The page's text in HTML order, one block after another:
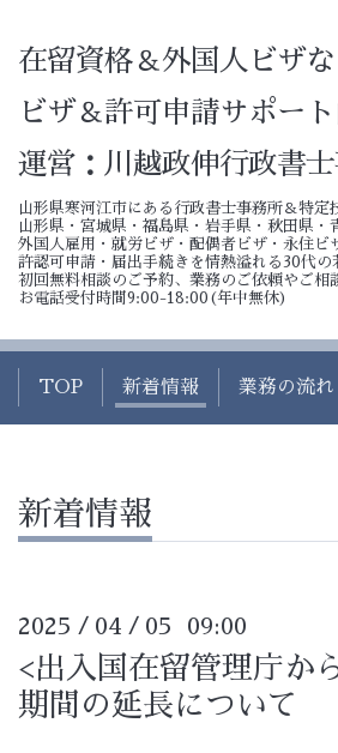
在留資格＆外国人ビザ
ビザ＆許可申請サポー
運営：川越政伸行政書
山形県寒河江市にある行政書士事務所＆特定
山形県・宮城県・福島県・岩手県・秋田県
外国人雇用・就労ビザ・配偶者ビザ・永住ビ
許認可申請・届出手続きを情熱溢れる30代の
初回無料相談のご予約、業務のご依頼やご相
お電話受付時間9:00-18:00(年中無休)
TOP 新着情報 業務の流れ
新着情報
2025 / 04 / 05 09:00
<出入国在留管理庁か
期間の延長について